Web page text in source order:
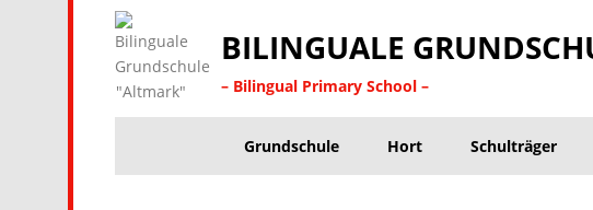
BILINGUALE
– Bilingual Primary School –
Grundschule Hort Schulträger